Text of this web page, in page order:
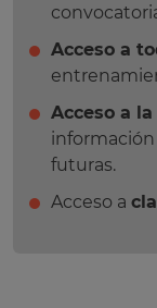
Acceso a
Acceso a
futuras.
Acceso a